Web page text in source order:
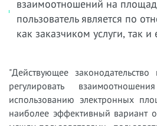
взаимоотношений на
пользователь является по
как заказчиком услуги, так
"Действующее
регулировать
использованию электронных
наиболее эффективный вариант